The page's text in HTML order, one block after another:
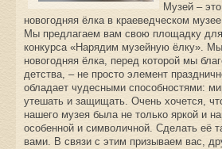
Музей –
новогодняя ёлка в краеведческом
Мы предлагаем вам свою площадку для
конкурса «Нарядим музейную ёлку».
новогодняя ёлка, перед которой мы
детства, – не просто элемент
обладает чудесными способностями:
утешать и защищать. Очень хочется,
нашего музея была не только яркой и
особенной и символичной. Сделать её
вами. В связи с этим призываем вас,